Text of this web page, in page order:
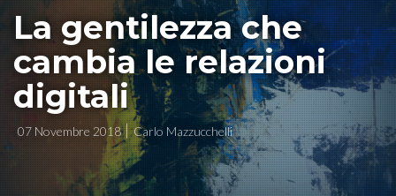
La gentilezza che
cambia le relazioni
digitali
07 Novembre 2018 Carlo Mazzucchelli